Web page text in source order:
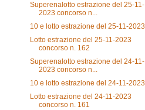
Superenalotto estrazione del 25-11-
2023 concorso n...
10 e lotto estrazione del 25-11-2023
Lotto estrazione del 25-11-2023
concorso n. 162
Superenalotto estrazione del 24-11-
2023 concorso n...
10 e lotto estrazione del 24-11-2023
Lotto estrazione del 24-11-2023
concorso n. 161